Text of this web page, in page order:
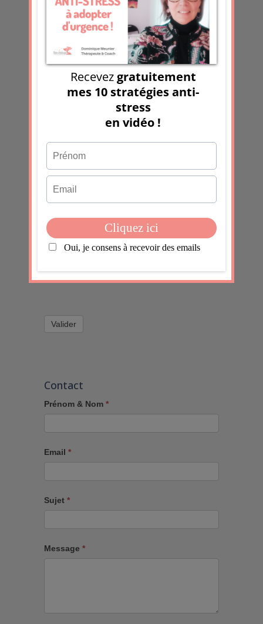
comprendre et protéger sa sensibilité
1er article de 2026 mais 600ème du
blog !
Recevoir la chronique Boostante
informations saisies dans ce formulaire soient utilisées
pour permettre de me recontacter, pour m’envoyer la
Valider
Contact
Prénom & Nom *
Email *
Sujet *
Message *